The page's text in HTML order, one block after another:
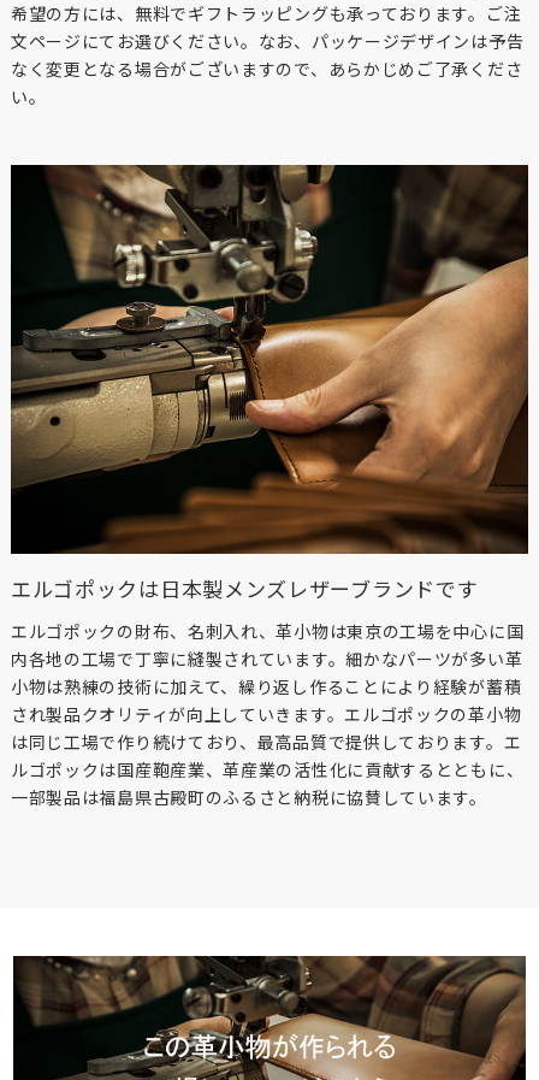
希望の方には、無料でギフトラッピングも承っております。ご注
文ページにてお選びください。なお、パッケージデザインは予告
なく変更となる場合がございますので、あらかじめご了承くださ
い。
エルゴポックは日本製メンズレザーブランドです
エルゴポックの財布、名刺入れ、革小物は東京の工場を中心に国
内各地の工場で丁寧に縫製されています。細かなパーツが多い革
小物は熟練の技術に加えて、繰り返し作ることにより経験が蓄積
され製品クオリティが向上していきます。エルゴポックの革小物
は同じ工場で作り続けており、最高品質で提供しております。エ
ルゴポックは国産鞄産業、革産業の活性化に貢献するとともに、
一部製品は福島県古殿町のふるさと納税に協賛しています。